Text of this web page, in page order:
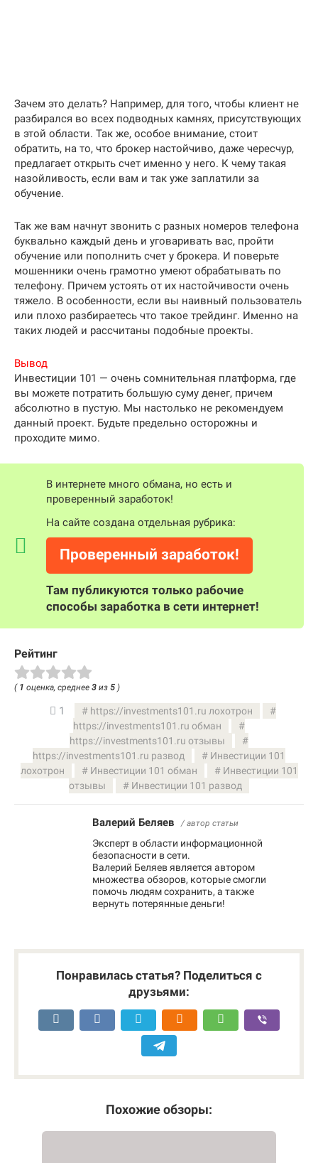
Зачем это делать? Например, для того, чтобы клиент не
разбирался во всех подводных камнях, присутствующих
в этой области. Так же, особое внимание, стоит
обратить, на то, что брокер настойчиво, даже чересчур,
предлагает открыть счет именно у него. К чему такая
назойливость, если вам и так уже заплатили за
обучение.
Так же вам начнут звонить с разных номеров телефона
буквально каждый день и уговаривать вас, пройти
обучение или пополнить счет у брокера. И поверьте
мошенники очень грамотно умеют обрабатывать по
телефону. Причем устоять от их настойчивости очень
тяжело. В особенности, если вы наивный пользователь
или плохо разбираетесь что такое трейдинг. Именно на
таких людей и рассчитаны подобные проекты.
Вывод
Инвестиции 101 — очень сомнительная платформа, где
вы можете потратить большую суму денег, причем
абсолютно в пустую. Мы настолько не рекомендуем
данный проект. Будьте предельно осторожны и
проходите мимо.
В интернете много обмана, но есть и
проверенный заработок!
На сайте создана отдельная рубрика:
Проверенный заработок!
Там публикуются только рабочие
способы заработка в сети интернет!
Рейтинг
( 1 оценка, среднее 3 из 5 )
1
https://investments101.ru лохотрон
https://investments101.ru обман
https://investments101.ru отзывы
https://investments101.ru развод
Инвестиции 101
лохотрон
Инвестиции 101 обман
Инвестиции 101
отзывы
Инвестиции 101 развод
Валерий Беляев / автор статьи
Эксперт в области информационной
безопасности в сети.
Валерий Беляев является автором
множества обзоров, которые смогли
помочь людям сохранить, а также
вернуть потерянные деньги!
Понравилась статья? Поделиться с
друзьями:
Похожие обзоры: